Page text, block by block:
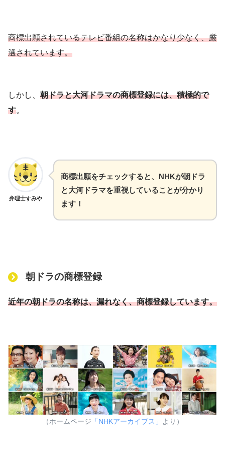
商標出願されているテレビ番組の名称はかなり少なく、厳
選されています。
しかし、 朝ドラと大河ドラマの商標登録には、積極的で
す。
弁理士すみや
商標出願をチェックすると、NHKが朝ドラ
と大河ドラマを重視していることが分かり
ます！
朝ドラの商標登録
近年の朝ドラの名称は、漏れなく、商標登録しています。
（ホームページ 「NHKアーカイブス」 より）